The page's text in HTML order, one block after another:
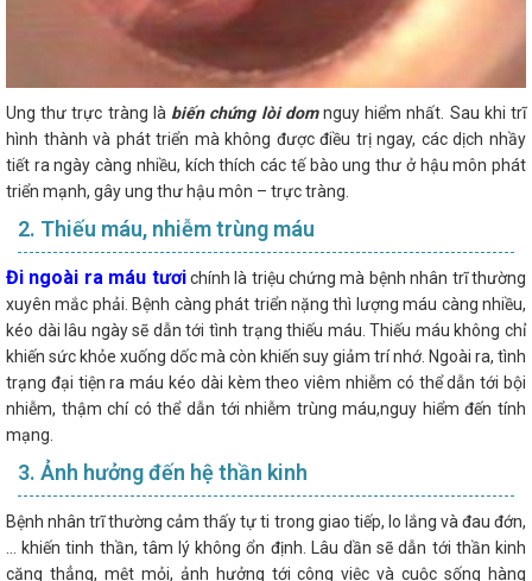
Ung thư trực tràng là biến chứng lòi domnguy hiểm nhất. Sau khi trĩ
hình thành và phát triển mà không được điều trị ngay, các dịch nhầy
tiết ra ngày càng nhiều, kích thích các tế bào ung thư ở hậu môn phát
triển mạnh, gây ung thư hậu môn – trực tràng.
2. Thiếu máu, nhiễm trùng máu
Đi ngoài ra máu tươichính là triệu chứng mà bệnh nhân trĩ thường
xuyên mắc phải. Bệnh càng phát triển nặng thì lượng máu càng nhiều,
kéo dài lâu ngày sẽ dẫn tới tình trạng thiếu máu. Thiếu máu không chỉ
khiến sức khỏe xuống dốc mà còn khiến suy giảm trí nhớ. Ngoài ra, tình
trạng đại tiện ra máu kéo dài kèm theo viêm nhiễm có thể dẫn tới bội
nhiễm, thậm chí có thể dẫn tới nhiễm trùng máu,nguy hiểm đến tính
mạng.
3. Ảnh hưởng đến hệ thần kinh
Bệnh nhân trĩ thường cảm thấy tự ti trong giao tiếp, lo lắng và đau đớn,
… khiến tinh thần, tâm lý không ổn định. Lâu dần sẽ dẫn tới thần kinh
căng thẳng, mệt mỏi, ảnh hưởng tới công việc và cuộc sống hàng